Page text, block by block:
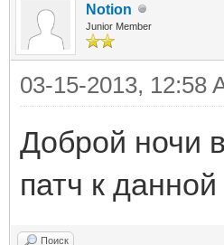
Notion
Junior Member
03-15-2013, 12:58
Доброй ночи
патч к
Поиск